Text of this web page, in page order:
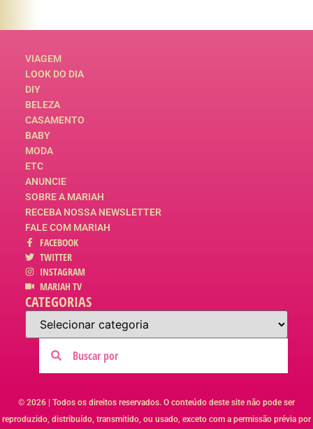
VIAGEM
LOOK DO DIA
DIY
BELEZA
CASAMENTO
BABY
MODA
ETC
ANUNCIE
SOBRE A MARIAH
RECEBA NOSSA NEWSLETTER
FALE COM MARIAH
FACEBOOK
TWITTER
INSTAGRAM
MARIAH TV
CATEGORIAS
© 2026 | Todos os direitos reservados. O conteúdo deste site não pode ser
reproduzido, distribuído, transmitido, ou usado, exceto com a permissão prévia por